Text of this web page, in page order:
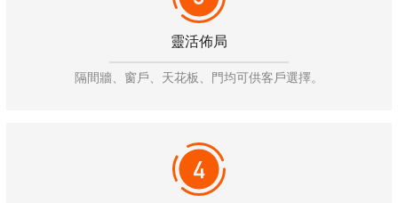
靈活佈局
隔間牆、窗戶、天花板、門均可供客戶選擇。